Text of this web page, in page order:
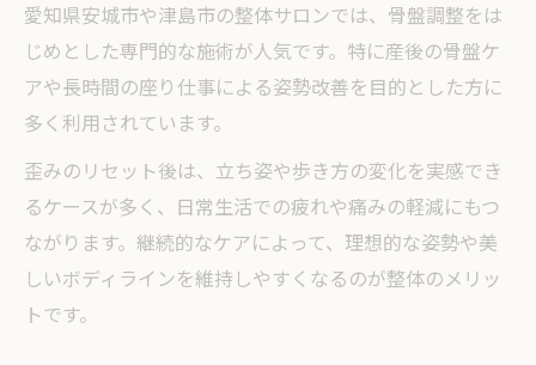
愛知県安城市や津島市の整体サロンでは、骨盤調整をは
じめとした専門的な施術が人気です。特に産後の骨盤ケ
アや長時間の座り仕事による姿勢改善を目的とした方に
多く利用されています。
歪みのリセット後は、立ち姿や歩き方の変化を実感でき
るケースが多く、日常生活での疲れや痛みの軽減にもつ
ながります。継続的なケアによって、理想的な姿勢や美
しいボディラインを維持しやすくなるのが整体のメリッ
トです。